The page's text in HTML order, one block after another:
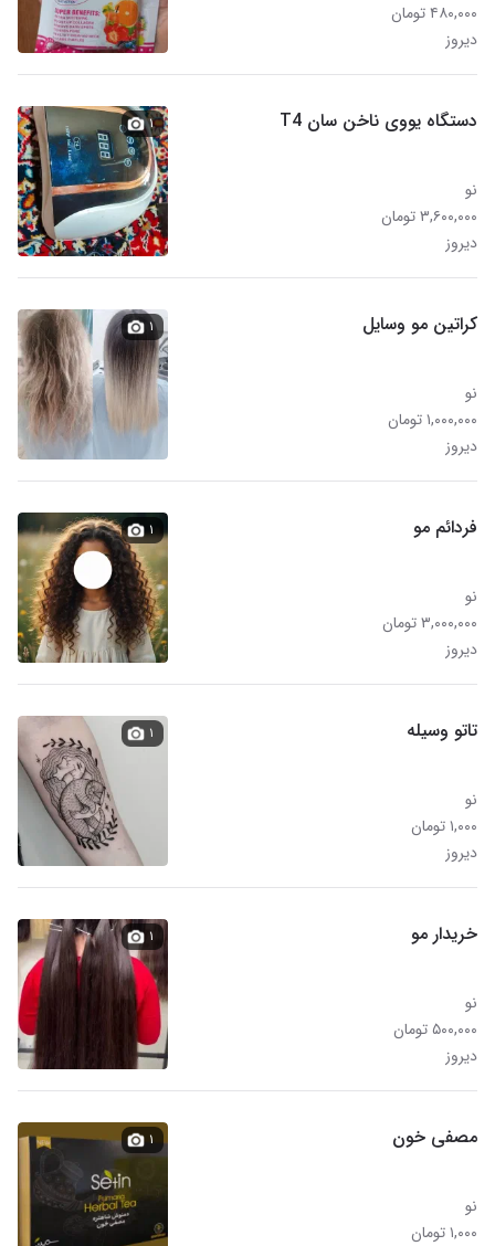
۴۸۰,۰۰۰ تومان
دیروز
دستگاه یووی ناخن سان T4
نو
۳,۶۰۰,۰۰۰ تومان
دیروز
۱
کراتین مو وسایل
نو
۱,۰۰۰,۰۰۰ تومان
دیروز
۱
فردائم مو
نو
۳,۰۰۰,۰۰۰ تومان
دیروز
۱
تاتو وسیله
نو
۱,۰۰۰ تومان
دیروز
۱
خریدار مو
نو
۵۰۰,۰۰۰ تومان
دیروز
۱
مصفی خون
نو
۱,۰۰۰ تومان
۱